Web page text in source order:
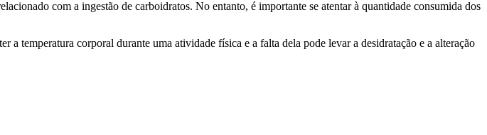
com a ingestão de carboidratos. No entanto, é importante se atentar à quantidade consumida dos
temperatura corporal durante uma atividade física e a falta dela pode levar a desidratação e a alteração